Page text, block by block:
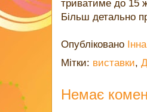
триватиме до 15
Більш детально
Опубліковано
Мітки: виставки,
Немає